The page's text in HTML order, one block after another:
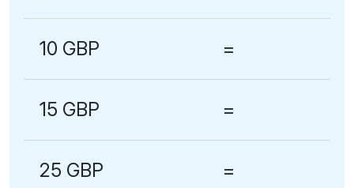
10 GBP =
15 GBP =
25 GBP =